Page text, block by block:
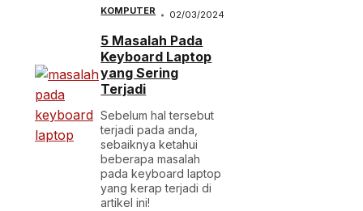
KOMPUTER 02/03/2024
5 Masalah Pada
Keyboard Laptop
yang Sering
Terjadi
Sebelum hal tersebut
terjadi pada anda,
sebaiknya ketahui
beberapa masalah
pada keyboard laptop
yang kerap terjadi di
artikel ini!